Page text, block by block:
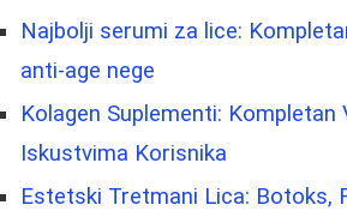
Najbolji serumi za lice:
anti-age nege
Kolagen Suplementi: Kompletan
Iskustvima Korisnika
Estetski Tretmani Lica: Botoks,